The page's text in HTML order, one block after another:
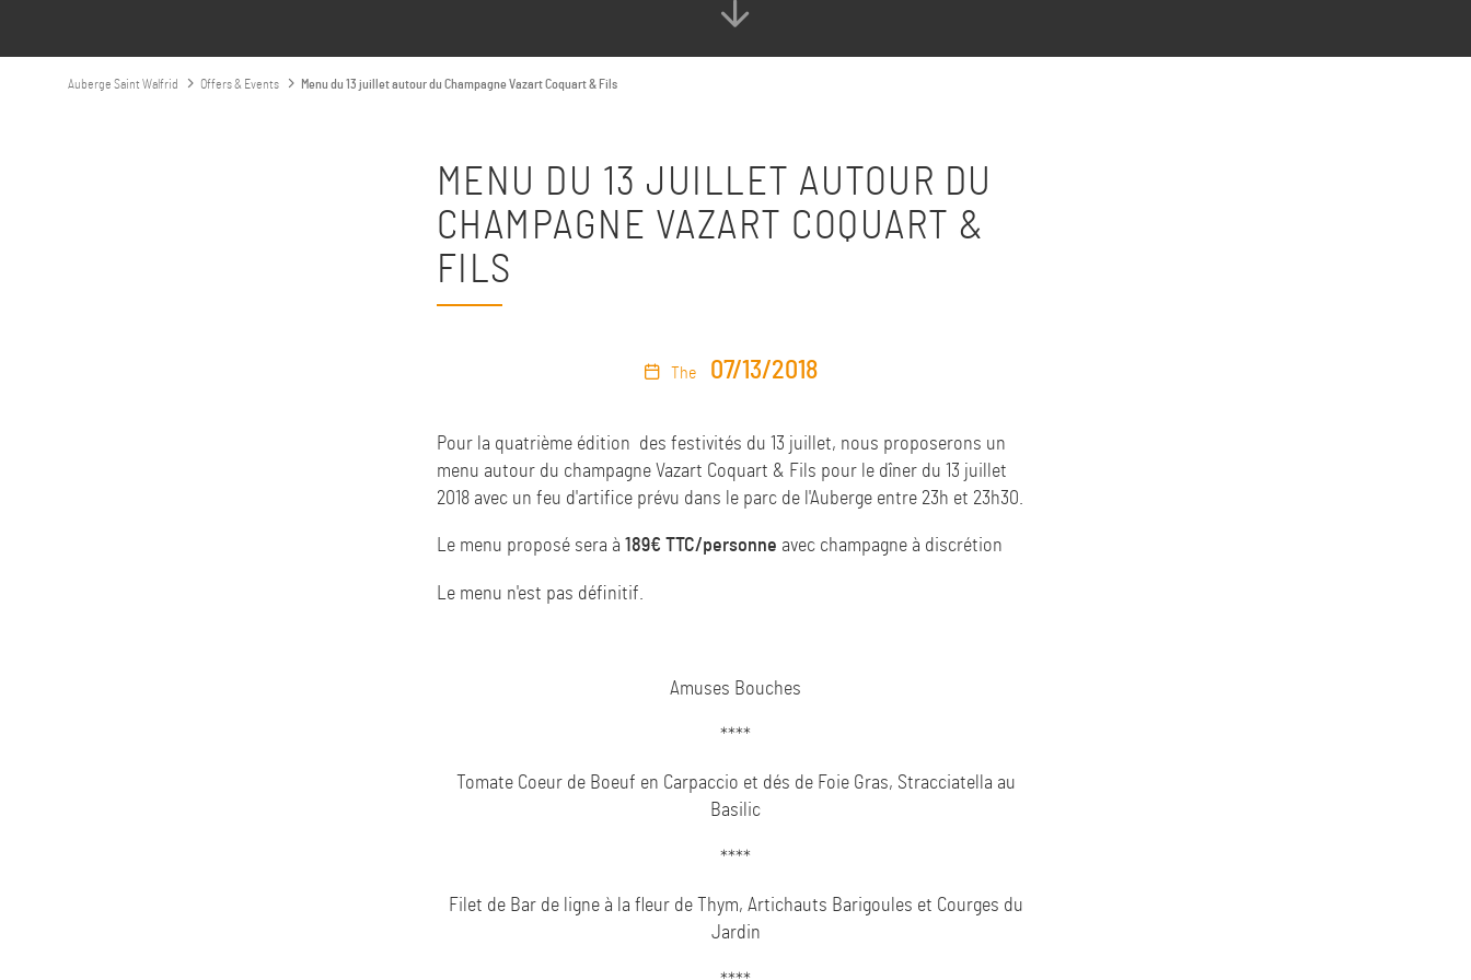
Auberge Saint Walfrid Offers & Events Menu du 13 juillet autour du Champagne Vazart Coquart & Fils
MENU DU 13 JUILLET AUTOUR DU
CHAMPAGNE VAZART COQUART &
FILS
The 07/13/2018
Pour la quatrième édition des festivités du 13 juillet, nous proposerons un
menu autour du champagne Vazart Coquart & Fils pour le dîner du 13 juillet
2018 avec un feu d'artifice prévu dans le parc de l'Auberge entre 23h et 23h30.
Le menu proposé sera à 189€ TTC/personne avec champagne à discrétion
Le menu n'est pas définitif.
Amuses Bouches
****
Tomate Coeur de Boeuf en Carpaccio et dés de Foie Gras, Stracciatella au
Basilic
****
Filet de Bar de ligne à la fleur de Thym, Artichauts Barigoules et Courges du
Jardin